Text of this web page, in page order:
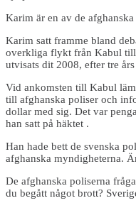
Karim är en av de
Karim satt framme bland
overkliga flykt från Kabul
utvisats dit 2008, efter tre
Vid ankomsten till Kabul
till afghanska poliser och
dollar med sig. Det var
han satt på häktet .
Han hade bett de svenska
afghanska myndigheterna.
De afghanska poliserna
du begått något brott?